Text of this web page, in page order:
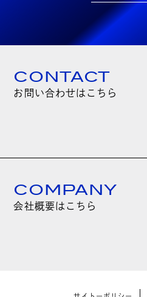
CONTACT
お問い合わせはこちら
COMPANY
会社概要はこちら